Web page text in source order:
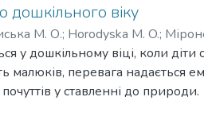
дошкільного віку
М. О.; Horodyska M. O.;
у дошкільному віці, коли
малюків, перевага
у ставленні до природи.
знання про природу,